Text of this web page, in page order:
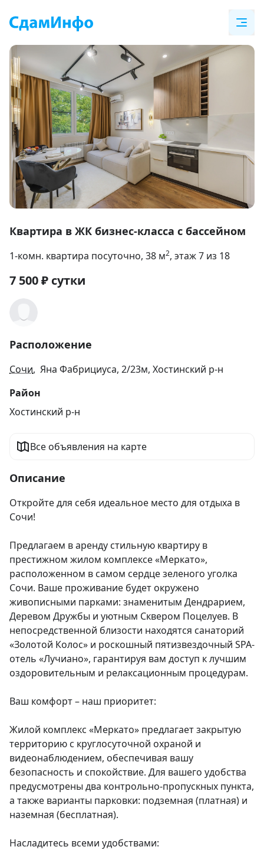
1
24
Квартира в ЖК бизнес-класса с бассейном
1-комн. квартира посуточно, 38 м2, этаж 7 из 18
7 500₽ сутки
Расположение
Сочи, Яна Фабрициуса, 2/23м, Хостинский р-н
Район
Хостинский р-н
Все объявления на карте
Описание
Откройте для себя идеальное место для отдыха в
Сочи!
Предлагаем в аренду стильную квартиру в
престижном жилом комплексе «Меркато»,
расположенном в самом сердце зеленого уголка
Сочи. Ваше проживание будет окружено
живописными парками: знаменитым Дендрарием,
Деревом Дружбы и уютным Сквером Поцелуев. В
непосредственной близости находятся санаторий
«Золотой Колос» и роскошный пятизвездочный SPA-
отель «Лучиано», гарантируя вам доступ к лучшим
оздоровительным и релаксационным процедурам.
Ваш комфорт – наш приоритет:
Жилой комплекс «Меркато» предлагает закрытую
территорию с круглосуточной охраной и
видеонаблюдением, обеспечивая вашу
безопасность и спокойствие. Для вашего удобства
предусмотрены два контрольно-пропускных пункта,
а также варианты парковки: подземная (платная) и
наземная (бесплатная).
Насладитесь всеми удобствами: